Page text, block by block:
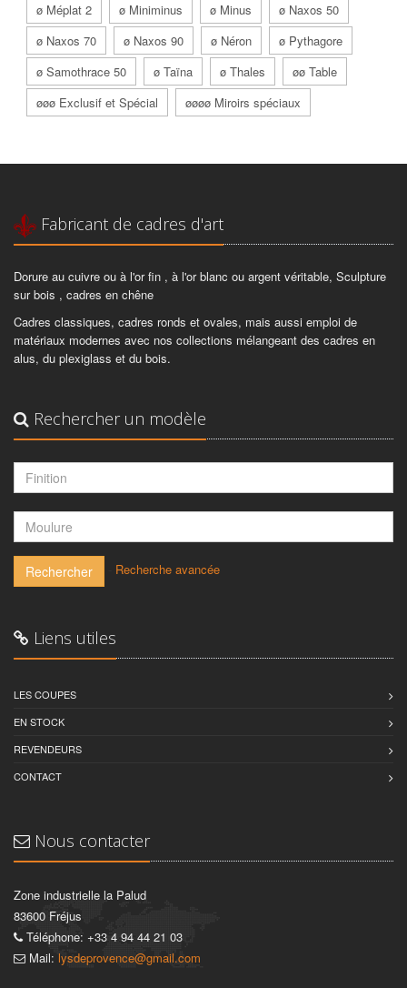
ø Méplat 2
ø Miniminus ø Minus
ø Naxos 50
ø Naxos 70
ø Naxos 90 ø Néron
ø Pythagore
ø Samothrace 50
ø Taïna ø Thales
øø Table
øøø Exclusif et Spécial
øøøø Miroirs spéciaux
Fabricant de cadres d'art
Dorure au cuivre ou à l'or fin , à l'or blanc ou argent véritable, Sculpture
sur bois , cadres en chêne
Cadres classiques, cadres ronds et ovales, mais aussi emploi de
matériaux modernes avec nos collections mélangeant des cadres en
alus, du plexiglass et du bois.
Rechercher un modèle
Rechercher Recherche avancée
Liens utiles
LES COUPES
EN STOCK
REVENDEURS
CONTACT
Nous contacter
Zone industrielle la Palud
83600 Fréjus
Téléphone: +33 4 94 44 21 03
Mail: lysdeprovence@gmail.com